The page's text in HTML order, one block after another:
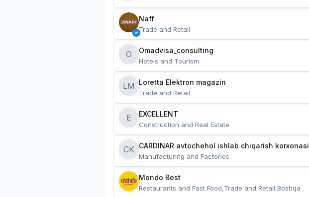
Naff
Trade and Retail
O Omadvisa_consulting
Hotels and Tourism
LM Loretta Elektron magazin
Trade and Retail
E EXCELLENT
Construction and Real Estate
CK CARDINAR avtochehol ishlab chiqarish korxonasi
Manufacturing and Factories
Mondo Best
Restaurants and Fast Food,Trade and Retail,Boshqa